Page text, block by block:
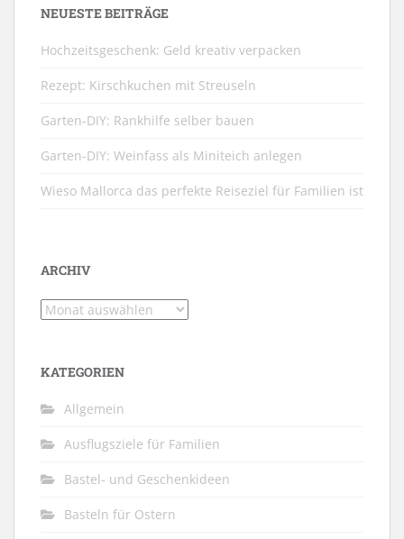
NEUESTE BEITRÄGE
Hochzeitsgeschenk: Geld kreativ verpacken
Rezept: Kirschkuchen mit Streuseln
Garten-DIY: Rankhilfe selber bauen
Garten-DIY: Weinfass als Miniteich anlegen
Wieso Mallorca das perfekte Reiseziel für Familien ist
ARCHIV
Archiv
KATEGORIEN
Allgemein
Ausflugsziele für Familien
Bastel- und Geschenkideen
Basteln für Ostern